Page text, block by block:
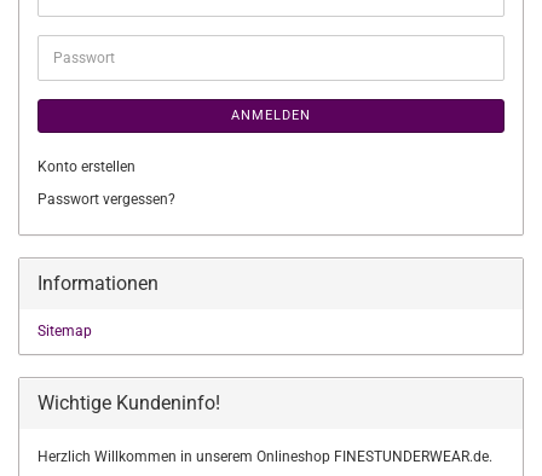
Mail-
Adresse
Passwort
ANMELDEN
Konto erstellen
Passwort vergessen?
Informationen
Sitemap
Wichtige Kundeninfo!
Herzlich Willkommen in unserem Onlineshop FINESTUNDERWEAR.de.